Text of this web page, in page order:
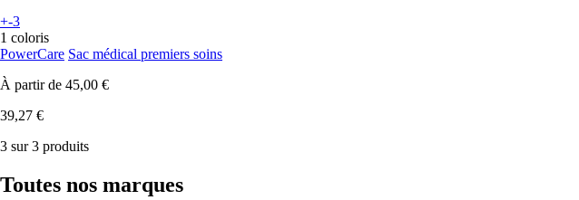
+-3
1 coloris
PowerCare Sac médical premiers soins
À partir de 45,00 €
39,27 €
3 sur 3 produits
Toutes nos marques